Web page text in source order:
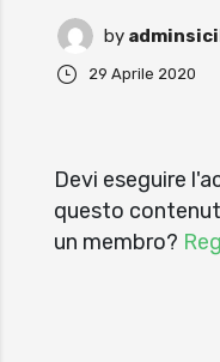
by
29 Aprile 2020
Devi eseguire
questo
un membro?